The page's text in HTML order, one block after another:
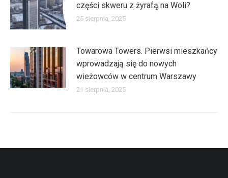
części skweru z żyrafą na Woli?
25 sierpnia, 2025
Towarowa Towers. Pierwsi mieszkańcy
wprowadzają się do nowych
wieżowców w centrum Warszawy
21 sierpnia, 2025